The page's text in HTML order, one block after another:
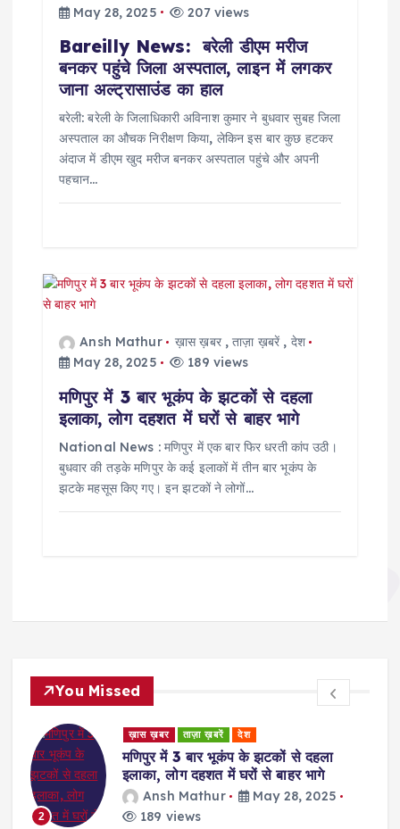
May 28, 2025
207 views
Bareilly News: बरेली डीएम मरीज
बनकर पहुंचे जिला अस्पताल, लाइन में लगकर
जाना अल्ट्रासाउंड का हाल
बरेली: बरेली के जिलाधिकारी अविनाश कुमार ने बुधवार सुबह जिला
अस्पताल का औचक निरीक्षण किया, लेकिन इस बार कुछ हटकर
अंदाज में डीएम खुद मरीज बनकर अस्पताल पहुंचे और अपनी
पहचान…
Ansh Mathur ख़ास ख़बर,ताज़ा ख़बरें , देश
May 28, 2025
189 views
मणिपुर में 3 बार भूकंप के झटकों से दहला
इलाका, लोग दहशत में घरों से बाहर भागे
National News : मणिपुर में एक बार फिर धरती कांप उठी।
बुधवार की तड़के मणिपुर के कई इलाकों में तीन बार भूकंप के
झटके महसूस किए गए। इन झटकों ने लोगों…
You Missed
2
ख़ास ख़बर ताज़ा ख़बरें देश
मणिपुर में 3 बार भूकंप के झटकों से दहला
इलाका, लोग दहशत में घरों से बाहर भागे
Ansh Mathur
May 28, 2025
189 views